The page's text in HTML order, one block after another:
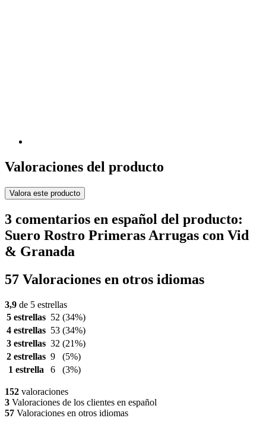
Valoraciones del producto
Valora este producto
3 comentarios en español del producto:
Suero Rostro Primeras Arrugas con Vid
& Granada
57 Valoraciones en otros idiomas
3,9 de 5 estrellas
5 estrellas 52 (34%)
4 estrellas 53 (34%)
3 estrellas 32 (21%)
2 estrellas 9
(5%)
1 estrella
6 (3%)
152 valoraciones
3 Valoraciones de los clientes en español
57 Valoraciones en otros idiomas